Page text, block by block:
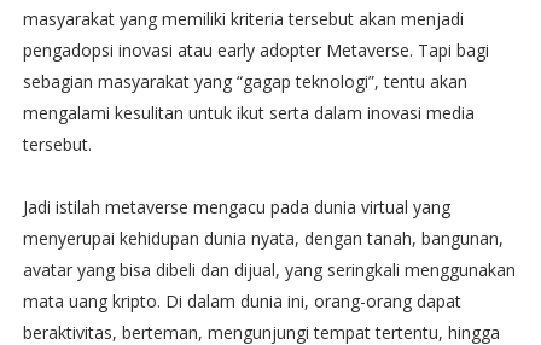
masyarakat yang memiliki kriteria tersebut akan menjadi
pengadopsi inovasi atau early adopter Metaverse. Tapi bagi
sebagian masyarakat yang “gagap teknologi”, tentu akan
mengalami kesulitan untuk ikut serta dalam inovasi media
tersebut.
Jadi istilah metaverse mengacu pada dunia virtual yang
menyerupai kehidupan dunia nyata, dengan tanah, bangunan,
avatar yang bisa dibeli dan dijual, yang seringkali menggunakan
mata uang kripto. Di dalam dunia ini, orang-orang dapat
beraktivitas, berteman, mengunjungi tempat tertentu, hingga